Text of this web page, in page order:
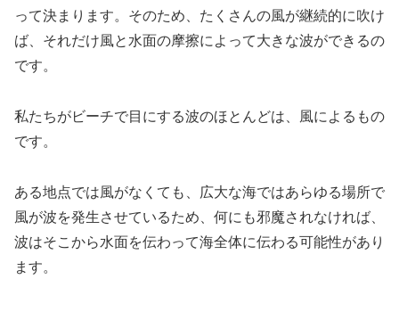
って決まります。そのため、たくさんの風が継続的に吹け
ば、それだけ風と水面の摩擦によって大きな波ができるの
です。
私たちがビーチで目にする波のほとんどは、風によるもの
です。
ある地点では風がなくても、広大な海ではあらゆる場所で
風が波を発生させているため、何にも邪魔されなければ、
波はそこから水面を伝わって海全体に伝わる可能性があり
ます。